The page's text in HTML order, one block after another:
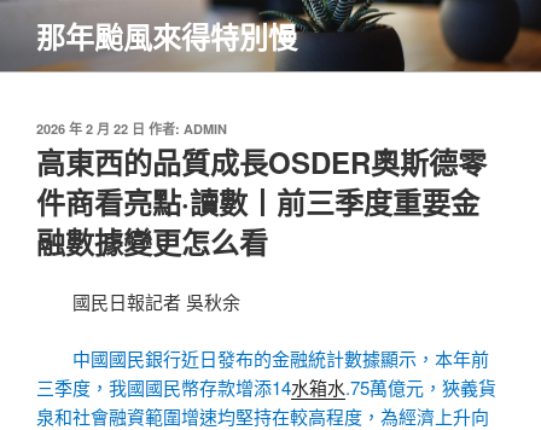
主
那年颱風來得特別慢
發
佈
於
2026 年 2 月 22 日 作者: ADMIN
高東西的品質成長OSDER奧斯德零
件商看亮點·讀數丨前三季度重要金
融數據變更怎么看
國民日報記者 吳秋余
中國國民銀行近日發布的金融統計數據顯示，本年前
三季度，我國國民幣存款增添14水箱水.75萬億元，狹義貨
泉和社會融資範圍增速均堅持在較高程度，為經濟上升向